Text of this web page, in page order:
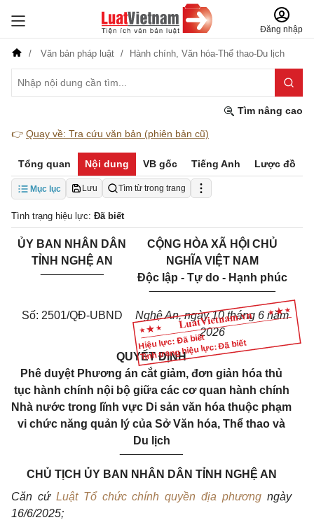
Đăng nhập
Văn bản pháp luật Hành chính, Văn hóa-Thể thao-Du lịch
Tìm nâng cao
👉 Quay về: Tra cứu văn bản (phiên bản cũ)
Tổng quan Nội dung VB gốc Tiếng Anh Lược đồ
Mục lục Lưu Tìm từ trong trang
Tình trạng hiệu lực: Đã biết
Hiệu lực: Đã biết
Tình trạng hiệu lực: Đã biết
ỦY BAN NHÂN DÂN
TỈNH NGHỆ AN
__________
CỘNG HÒA XÃ HỘI CHỦ
NGHĨA VIỆT NAM
Độc lập - Tự do - Hạnh phúc
____________________
Số: 2501/QĐ-UBND
Nghệ An, ngày 10 tháng 6 năm
2026
QUYẾT ĐỊNH
P hê duyệt Phương án cắt giảm, đơn giản hóa thủ
tục hành chính nội bộ giữa các cơ quan hành chính
Nhà nước trong lĩnh vực Di sản văn hóa thuộc phạm
vi chức năng quản lý của Sở Văn hóa, Thể thao và
Du lịch
__________
CHỦ TỊCH ỦY BAN NHÂN DÂN TỈNH NGHỆ AN
Căn cứ Luật Tổ chức chính quyền địa phương ngày
16/6/2025;